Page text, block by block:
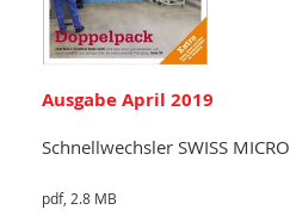
Ausgabe April 2019
Schnellwechsler SWISS MICRO
pdf, 2.8 MB